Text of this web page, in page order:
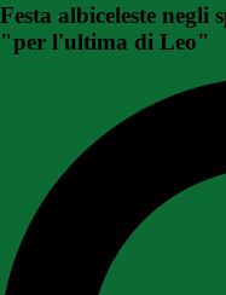
Festa albiceleste
"per l'ultima di Leo"